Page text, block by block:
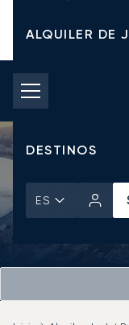
ALQUILER DE
TARIFAS DE
JETS PRIVADOS
DESTINOS
ES